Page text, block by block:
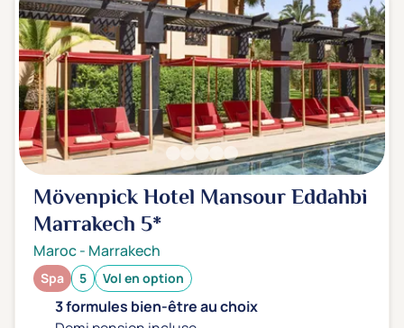
Mövenpick Hotel Mansour Eddahbi
Marrakech 5*
Maroc- Marrakech
Spa 5 Vol en option
3 formules bien-être au choix